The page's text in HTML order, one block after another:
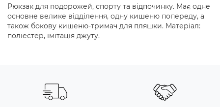
Рюкзак для подорожей, спорту та відпочинку. Має одне
основне велике відділення, одну кишеню попереду, а
також бокову кишеню-тримач для пляшки. Матеріал:
поліестер, імітація джуту.